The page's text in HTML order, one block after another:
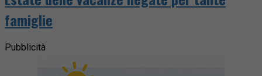
famiglie
Pubblicità